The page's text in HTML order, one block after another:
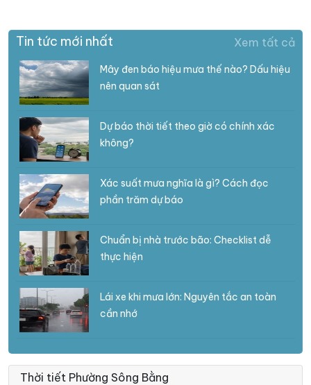
Tin tức mới nhất Xem tất cả
Mây đen báo hiệu mưa thế nào? Dấu hiệu
nên quan sát
Dự báo thời tiết theo giờ có chính xác
không?
Xác suất mưa nghĩa là gì? Cách đọc
phần trăm dự báo
Chuẩn bị nhà trước bão: Checklist dễ
thực hiện
Lái xe khi mưa lớn: Nguyên tắc an toàn
cần nhớ
Thời tiết Phường Sông Bằng